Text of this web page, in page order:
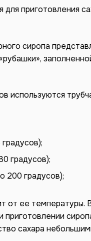
приготовления
сиропа
используются
градусов);
200 градусов);
от ее
приготовлении
сахара